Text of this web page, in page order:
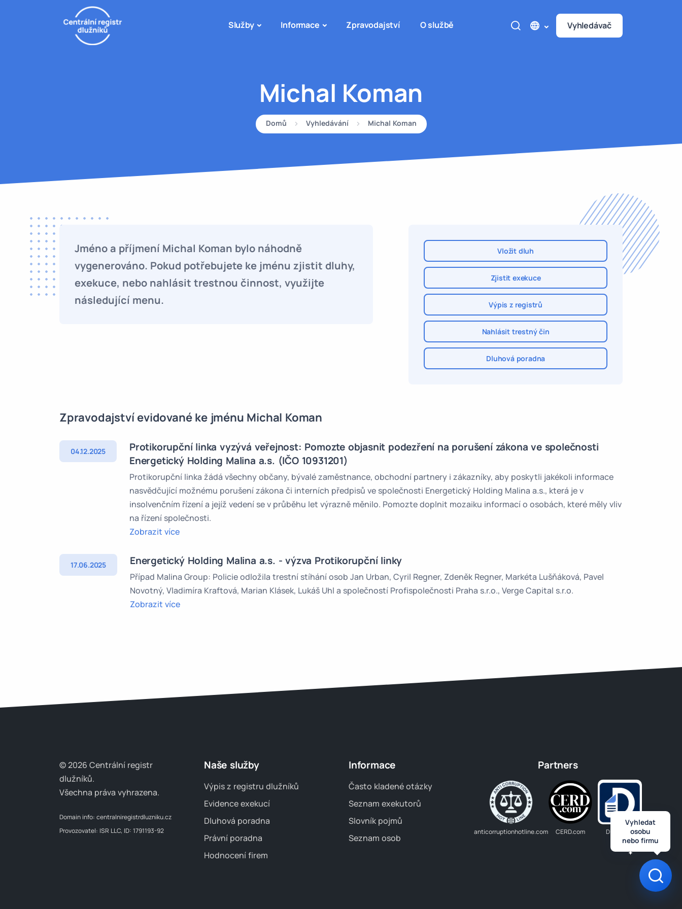
Služby Informace Zpravodajství O službě Vyhledávač
Michal Koman
Domů Vyhledávání Michal Koman
Jméno a příjmení Michal Koman bylo náhodně
vygenerováno. Pokud potřebujete ke jménu zjistit dluhy,
exekuce, nebo nahlásit trestnou činnost, využijte
následující menu.
Vložit dluh
Zjistit exekuce
Výpis z registrů
Nahlásit trestný čin
Dluhová poradna
Zpravodajství evidované ke jménu Michal Koman
04.12.2025
Protikorupční linka vyzývá veřejnost: Pomozte objasnit podezření na porušení zákona ve společnosti
Energetický Holding Malina a.s. (IČO 10931201)
Protikorupční linka žádá všechny občany, bývalé zaměstnance, obchodní partnery i zákazníky, aby poskytli jakékoli informace
nasvědčující možnému porušení zákona či interních předpisů ve společnosti Energetický Holding Malina a.s., která je v
insolvenčním řízení a jejíž vedení se v průběhu let výrazně měnilo. Pomozte doplnit mozaiku informací o osobách, které měly vliv
na řízení společnosti.
Zobrazit více
17.06.2025 Energetický Holding Malina a.s. - výzva Protikorupční linky
Případ Malina Group: Policie odložila trestní stíhání osob Jan Urban, Cyril Regner, Zdeněk Regner, Markéta Lušňáková, Pavel
Novotný, Vladimíra Kraftová, Marian Klásek, Lukáš Uhl a společností Profispolečnosti Praha s.r.o., Verge Capital s.r.o.
Zobrazit více
© 2026 Centrální registr
dlužníků.
Všechna práva vyhrazena.
Domain info: centralniregistrdluzniku.cz
Provozovatel: ISR LLC, ID: 1791193-92
Naše služby
Výpis z registru dlužníků
Evidence exekucí
Dluhová poradna
Právní poradna
Hodnocení firem
Informace
Často kladené otázky
Seznam exekutorů
Slovník pojmů
Seznam osob
Partners
anticorruptionhotline.com CERD.com Dlužník.cz
Vyhledat
osobu
nebo firmu